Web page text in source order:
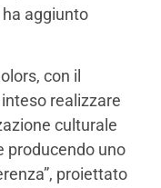
aggiunto
con il
inteso realizzare
culturale
producendo uno
proiettato